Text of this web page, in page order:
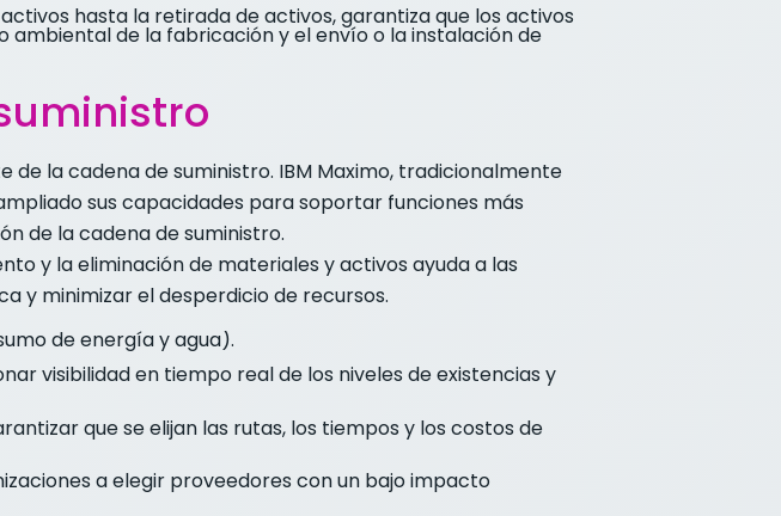
hasta la retirada de activos, garantiza que los activos
ambiental de la fabricación y el envío o la instalación de
la cadena de suministro. IBM Maximo, tradicionalmente
sus capacidades para soportar funciones más
de la cadena de suministro.
y la eliminación de materiales y activos ayuda a las
y minimizar el desperdicio de recursos.
de energía y agua).
visibilidad en tiempo real de los niveles de existencias y
que se elijan las rutas, los tiempos y los costos de
a elegir proveedores con un bajo impacto